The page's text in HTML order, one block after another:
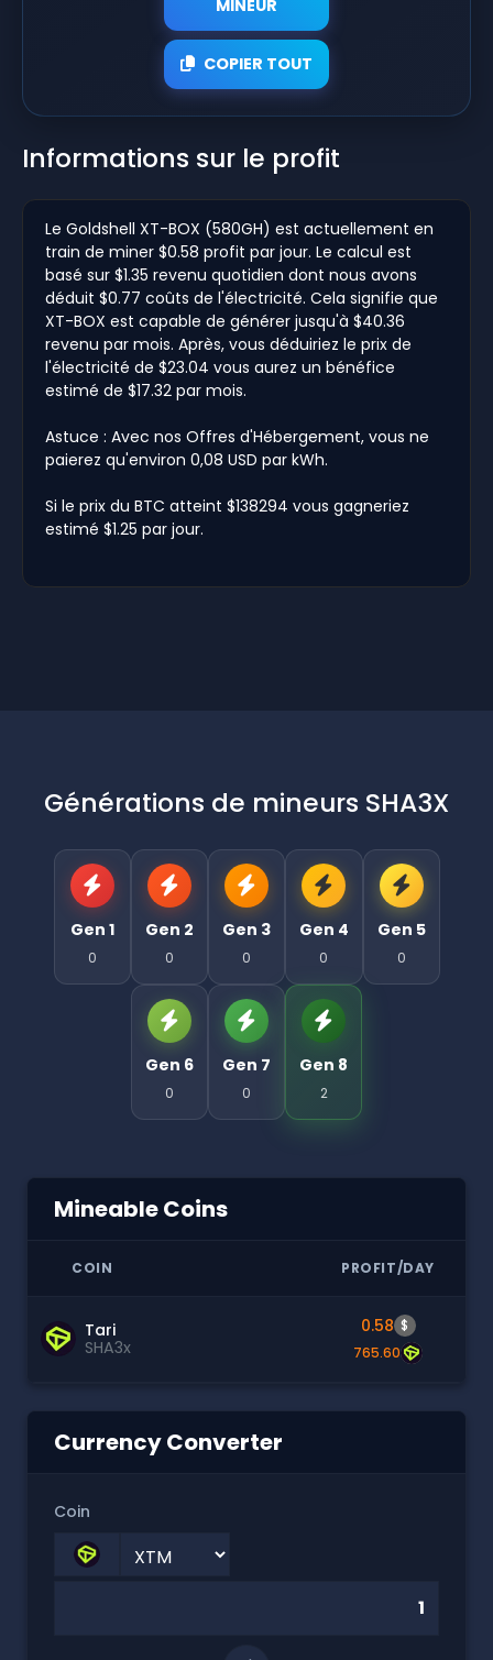
MINEUR
COPIER TOUT
Informations sur le profit
Le Goldshell XT-BOX (580GH) est actuellement en
train de miner $0.58 profit par jour. Le calcul est
basé sur $1.35 revenu quotidien dont nous avons
déduit $0.77 coûts de l'électricité. Cela signifie que
XT-BOX est capable de générer jusqu'à $40.36
revenu par mois. Après, vous déduiriez le prix de
l'électricité de $23.04 vous aurez un bénéfice
estimé de $17.32 par mois.
Astuce : Avec nos Offres d'Hébergement, vous ne
paierez qu'environ 0,08 USD par kWh.
Si le prix du BTC atteint $138294 vous gagneriez
estimé $1.25 par jour.
Générations de mineurs SHA3X
Gen 1
0
Gen 2
0
Gen 3
0
Gen 4
0
Gen 5
0
Gen 6
0
Gen 7
0
Gen 8
2
Mineable Coins
COIN PROFIT/DAY
Tari
SHA3x
0.58 $
765.60
Currency Converter
Coin